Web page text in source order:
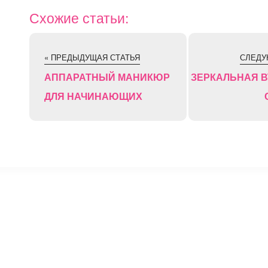
Схожие статьи:
« ПРЕДЫДУЩАЯ СТАТЬЯ
АППАРАТНЫЙ МАНИКЮР
ДЛЯ НАЧИНАЮЩИХ
ЗЕРКАЛЬНАЯ